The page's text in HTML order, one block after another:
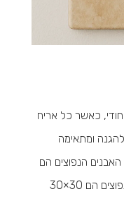
כאשר כל אריח
להגנה ומתאימה
האבנים הנפוצים הם
חלילה, בזלת, טרוורטין וגרניט. גדלים נפוצים הם 30×30